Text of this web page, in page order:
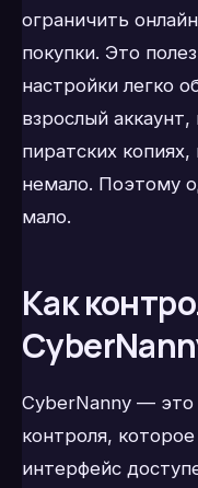
ограничить
покупки. Это
настройки легко
взрослый
пиратских
немало. Поэтому
мало.
Как
CyberNanny — это
контроля,
интерфейс